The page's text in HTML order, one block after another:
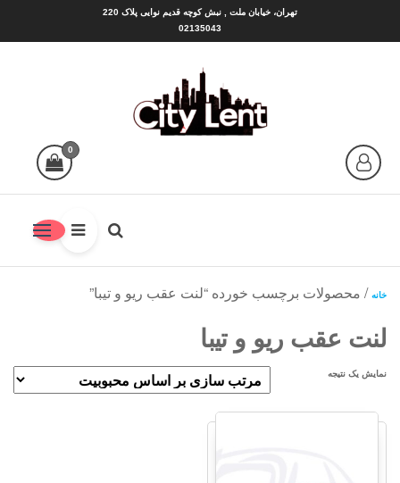
تهران، خیابان ملت , نبش کوچه قدیم نوایی پلاک 220
02135043
سیتی لنت |CITY LENT شهر لنت منبع بهترین ها0
خانه / محصولات برچسب خورده “لنت عقب ریو و تیبا”
لنت عقب ریو و تیبا
نمایش یک نتیجه